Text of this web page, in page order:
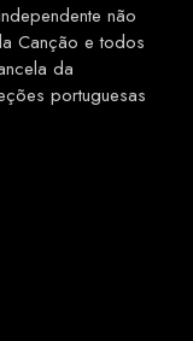
não
Canção e todos
da
portuguesas